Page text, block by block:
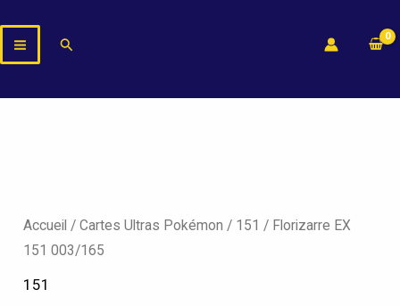
au
contenu
Rechercher
Accueil /Cartes Ultras Pokémon / 151 / Florizarre EX
151 003/165
151
Florizarre
EX
003/165